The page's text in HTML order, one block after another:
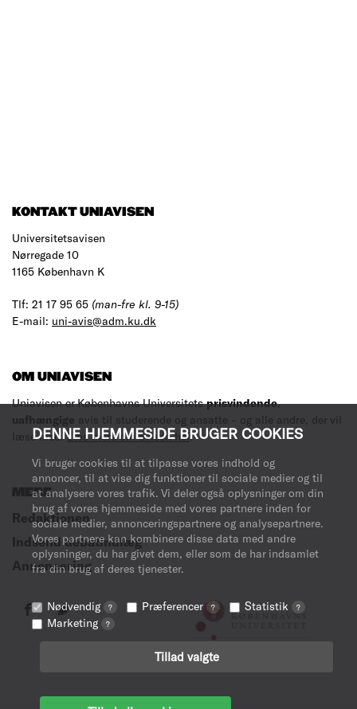
DENNE HJEMMESIDE BRUGER COOKIES
Vi bruger cookies til at tilpasse vores indhold og
annoncer, til at vise dig funktioner til sociale medier og til
at analysere vores trafik. Vi deler også oplysninger om din
brug af vores hjemmeside med vores partnere inden for
sociale medier, annonceringspartnere og analysepartnere.
Vores partnere kan kombinere disse data med andre
oplysninger, du har givet dem, eller som de har indsamlet
fra din brug af deres tjenester.
Nødvendig ? Præferencer ? Statistik ?
Marketing ?
Tillad valgte
KONTAKT UNIAVISEN
Universitetsavisen
Nørregade 10
1165 København K
Tlf: 21 17 95 65 (man-fre kl. 9-15)
E-mail: uni-avis@adm.ku.dk
OM UNIAVISEN
Uniavisen er Københavns Universitetsprisvindende,
uafhængige avis til studerende og ansatte – og alle andre, der vil
læse med.Læs mere om avisen her.
MERE
Redaktionen
Indsend debatindlæg
Annoncering